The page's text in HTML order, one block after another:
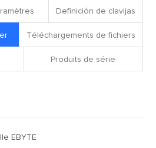
Definición de clavijas
Téléchargements de fichiers
Produits de série
EBYTE